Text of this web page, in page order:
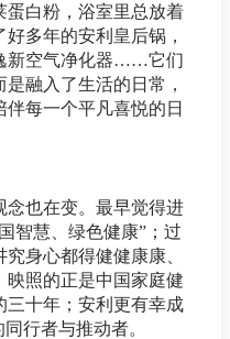
蛋白粉，浴室里总放着
多年的安利皇后锅，
新空气净化器……它们
融入了生活的日常，
每一个平凡喜悦的日
念也在变。最早觉得进
智慧、绿色健康”；过
身心都得健健康康、
映照的正是中国家庭健
三十年；安利更有幸成
行者与推动者。